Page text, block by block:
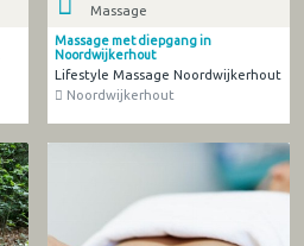
Massage
Massage met diepgang in
Noordwijkerhout
Lifestyle Massage Noordwijkerhout
Noordwijkerhout